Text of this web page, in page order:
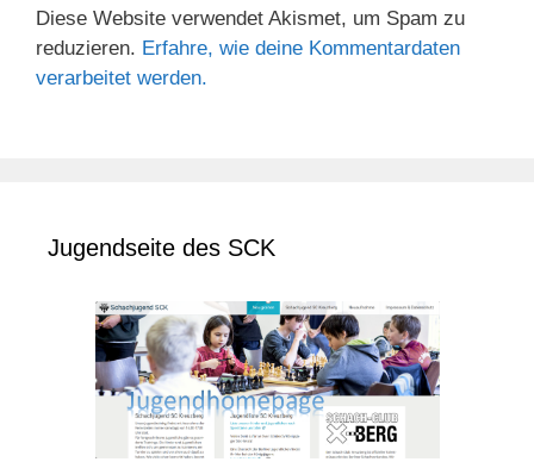
Diese Website verwendet Akismet, um Spam zu
reduzieren. Erfahre, wie deine Kommentardaten
verarbeitet werden.
Jugendseite des SCK